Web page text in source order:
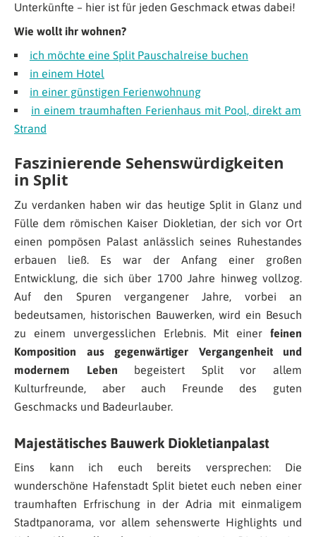
Unterkünfte – hier ist für jeden Geschmack etwas dabei!
Wie wollt ihr wohnen?
ich möchte eine Split Pauschalreise buchen
in einem Hotel
in einer günstigen Ferienwohnung
in einem traumhaften Ferienhaus mit Pool, direkt am
Strand
Faszinierende Sehenswürdigkeiten
in Split
Zu verdanken haben wir das heutige Split in Glanz und
Fülle dem römischen Kaiser Diokletian, der sich vor Ort
einen pompösen Palast anlässlich seines Ruhestandes
erbauen ließ. Es war der Anfang einer großen
Entwicklung, die sich über 1700 Jahre hinweg vollzog.
Auf den Spuren vergangener Jahre, vorbei an
bedeutsamen, historischen Bauwerken, wird ein Besuch
zu einem unvergesslichen Erlebnis. Mit einer feinen
Komposition aus gegenwärtiger Vergangenheit und
modernem Leben begeistert Split vor allem
Kulturfreunde, aber auch Freunde des guten
Geschmacks und Badeurlauber.
Majestätisches Bauwerk Diokletianpalast
Eins kann ich euch bereits versprechen: Die
wunderschöne Hafenstadt Split bietet euch neben einer
traumhaften Erfrischung in der Adria mit einmaligem
Stadtpanorama, vor allem sehenswerte Highlights und